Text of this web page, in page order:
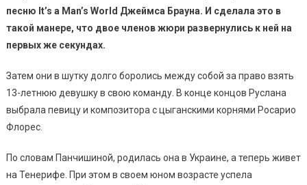
песню It’s a Man’s World Джеймса Брауна. И сделала это в
такой манере, что двое членов жюри развернулись к ней на
первых же секундах.
Затем они в шутку долго боролись между собой за право взять
13-летнюю девушку в свою команду. В конце концов Руслана
выбрала певицу и композитора с цыганскими корнями Росарио
Флорес.
По словам Панчишиной, родилась она в Украине, а теперь живет
на Тенерифе. При этом в своем юном возрасте успела